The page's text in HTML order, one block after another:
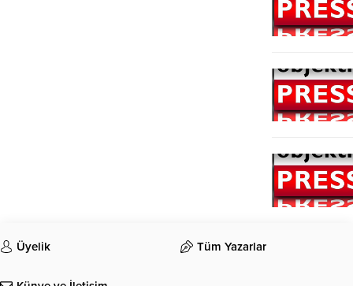
Üyelik Tüm Yazarlar